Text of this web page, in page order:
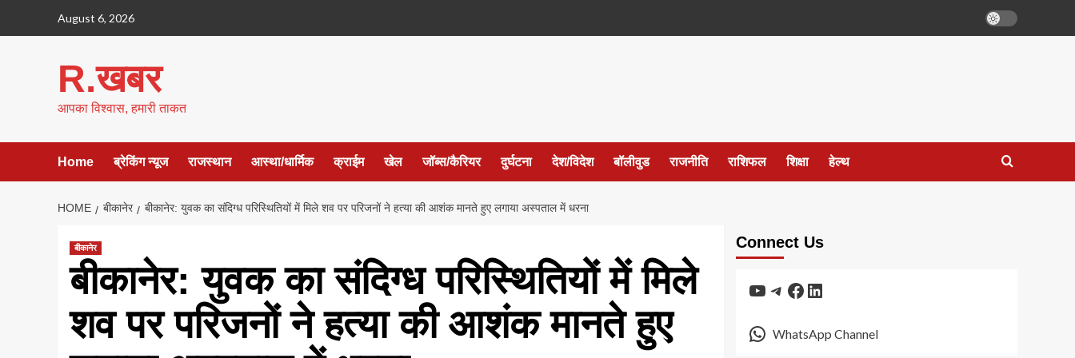
August 6, 2026
R.खबर
आपका विश्वास, हमारी ताकत
Home ब्रेकिंग न्यूज राजस्थान आस्था/धार्मिक क्राईम खेल जॉब्स/कैरियर दुर्घटना देश/विदेश बॉलीवुड राजनीति राशिफल शिक्षा हेल्थ
HOME बीकानेर बीकानेर: युवक का संदिग्ध परिस्थितियों में मिले शव पर परिजनों ने हत्या की आशंक मानते हुए लगाया अस्पताल में धरना
बीकानेर
बीकानेर: युवक का संदिग्ध परिस्थितियों में मिले
शव पर परिजनों ने हत्या की आशंक मानते हुए
Connect Us
YouTube
Telegram
Facebook
LinkedIn
WhatsApp Channel